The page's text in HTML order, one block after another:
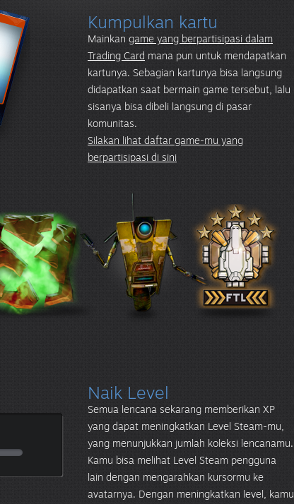
Kumpulkan kartu
Mainkan game yang berpartisipasi dalam
Trading Card mana pun untuk mendapatkan
kartunya. Sebagian kartunya bisa langsung
didapatkan saat bermain game tersebut, lalu
sisanya bisa dibeli langsung di pasar
komunitas.
Silakan lihat daftar game-mu yang
berpartisipasi di sini
Naik Level
Semua lencana sekarang memberikan XP
yang dapat meningkatkan Level Steam-mu,
yang menunjukkan jumlah koleksi lencanamu.
Kamu bisa melihat Level Steam pengguna
lain dengan mengarahkan kursormu ke
avatarnya. Dengan meningkatkan level, kamu